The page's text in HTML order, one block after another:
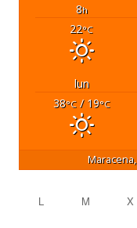
8h
22°C
lun
38°C/ 19°C
Maracena,
L M X